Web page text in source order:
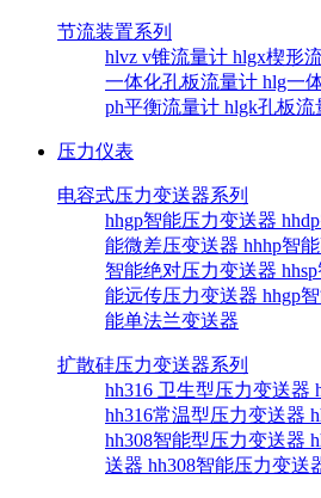
节流装置系列
hlvz v锥流量计 hlgx楔形
一体化孔板流量计 hlg一
ph平衡流量计 hlgk孔板流
压力仪表
电容式压力变送器系列
hhgp智能压力变送器
能微差压变送器 hhhp智
智能绝对压力变送器
能远传压力变送器 hhgp
能单法兰变送器
扩散硅压力变送器系列
hh316 卫生型压力变送器
hh316常温型压力变送器
hh308智能型压力变送器
送器 hh308智能压力变送